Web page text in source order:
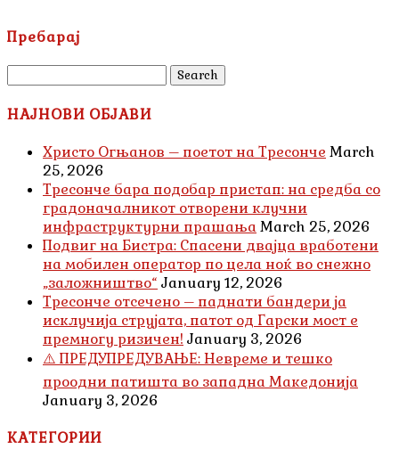
Пребарај
НАЈНОВИ ОБЈАВИ
Христо Огњанов – поетот на Тресонче March
25, 2026
Тресонче бара подобар пристап: на средба со
градоначалникот отворени клучни
инфраструктурни прашањаMarch 25, 2026
Подвиг на Бистра: Спасени двајца вработени
на мобилен оператор по цела ноќ во снежно
„заложништво“ January 12, 2026
Тресонче отсечено – паднати бандери ја
исклучија струјата, патот од Гарски мост е
премногу ризичен! January 3, 2026
⚠️ ПРЕДУПРЕДУВАЊЕ: Невреме и тешко
проодни патишта во западна Македонија
January 3, 2026
КАТЕГОРИИ